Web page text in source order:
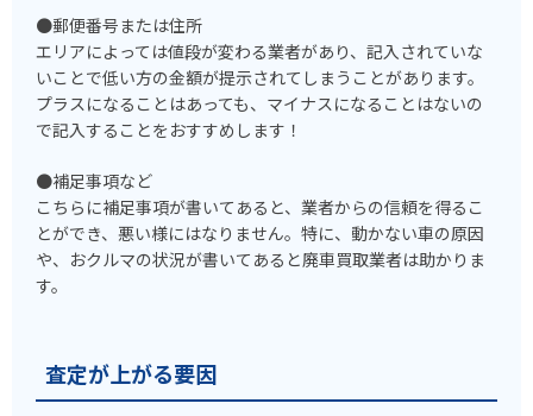
●郵便番号または住所
エリアによっては値段が変わる業者があり、記入されていな
いことで低い方の金額が提示されてしまうことがあります。
プラスになることはあっても、マイナスになることはないの
で記入することをおすすめします！
●補足事項など
こちらに補足事項が書いてあると、業者からの信頼を得るこ
とができ、悪い様にはなりません。特に、動かない車の原因
や、おクルマの状況が書いてあると廃車買取業者は助かりま
す。
査定が上がる要因